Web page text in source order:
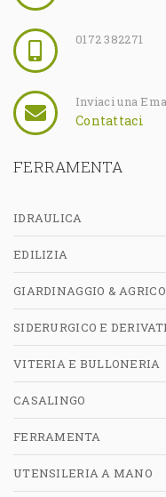
0172 382271
Inviaci una
Contattaci
FERRAMENTA
IDRAULICA
EDILIZIA
GIARDINAGGIO &
SIDERURGICO E DERIVATI
VITERIA E BULLONERIA
CASALINGO
FERRAMENTA
UTENSILERIA A MANO